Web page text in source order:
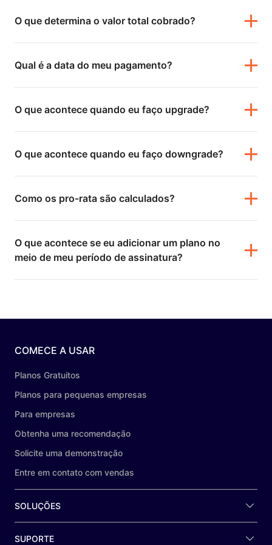
O que determina o valor total cobrado?
Qual é a data do meu pagamento?
O que acontece quando eu faço upgrade?
O que acontece quando eu faço downgrade?
Como os pro-rata são calculados?
O que acontece se eu adicionar um plano no
meio de meu período de assinatura?
COMECE A USAR
Planos Gratuitos
Planos para pequenas empresas
Para empresas
Obtenha uma recomendação
Solicite uma demonstração
Entre em contato com vendas
SOLUÇÕES
SUPORTE